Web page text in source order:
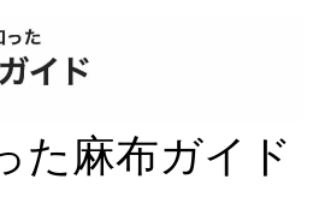
た麻布ガイド